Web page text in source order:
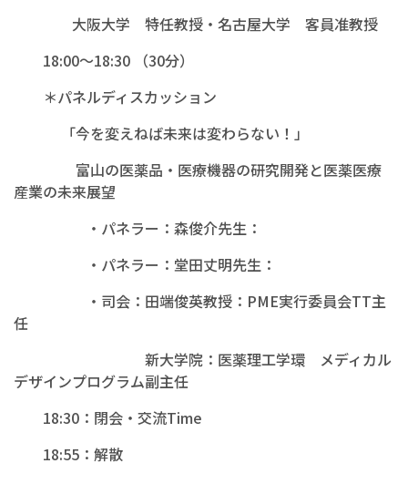
大阪大学 特任教授・名古屋大学 客員准教授
18:00～18:30 （30分）
＊パネルディスカッション
「今を変えねば未来は変わらない！」
富山の医薬品・医療機器の研究開発と医薬医療
産業の未来展望
・パネラー：森俊介先生：
・パネラー：堂田丈明先生：
・司会：田端俊英教授：PME実行委員会TT主
任
新大学院：医薬理工学環 メディカル
デザインプログラム副主任
18:30：閉会・交流Time
18:55：解散